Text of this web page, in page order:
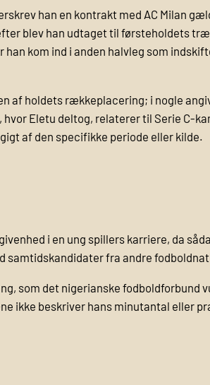
han en kontrakt med AC Milan
blev han udtaget til førsteholdets
kom ind i anden halvleg som
af holdets rækkeplacering; i nogle
Eletu deltog, relaterer til Serie C-
af den specifikke periode eller kilde.
i en ung spillers karriere, da
samtidskandidater fra andre
som det nigerianske fodboldforbund
ikke beskriver hans minutantal eller